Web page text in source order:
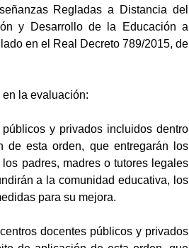
Regladas a Distancia del
y Desarrollo de la Educación a
en el Real Decreto 789/2015, de
la evaluación:
y privados incluidos dentro
de esta orden, que entregarán los
padres, madres o tutores legales
a la comunidad educativa, los
para su mejora.
docentes públicos y privados